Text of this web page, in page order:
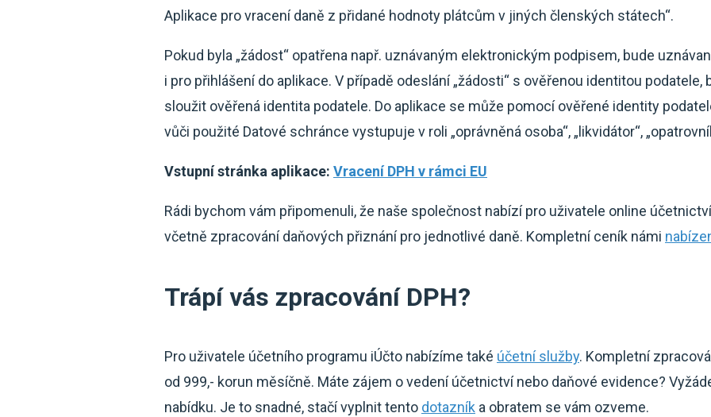
Aplikace pro vracení daně z přidané hodnoty plátcům v jiných členských státech“.
Pokud byla „žádost“ opatřena např. uznávaným elektronickým podpisem, bude
i pro přihlášení do aplikace. V případě odeslání „žádosti“ s ověřenou identitou
sloužit ověřená identita podatele. Do aplikace se může pomocí ověřené identity
vůči použité Datové schránce vystupuje v roli „oprávněná osoba“, „likvidátor“,
Vstupní stránka aplikace: Vracení DPH v rámci EU
Rádi bychom vám připomenuli, že naše společnost nabízí pro uživatele online
včetně zpracování daňových přiznání pro jednotlivé daně. Kompletní ceník námi
Trápí vás zpracování DPH?
Pro uživatele účetního programu iÚčto nabízíme také účetní služby. Kompletní
od 999,- korun měsíčně. Máte zájem o vedení účetnictví nebo daňové evidence?
nabídku. Je to snadné, stačí vyplnit tento dotazník a obratem se vám ozveme.